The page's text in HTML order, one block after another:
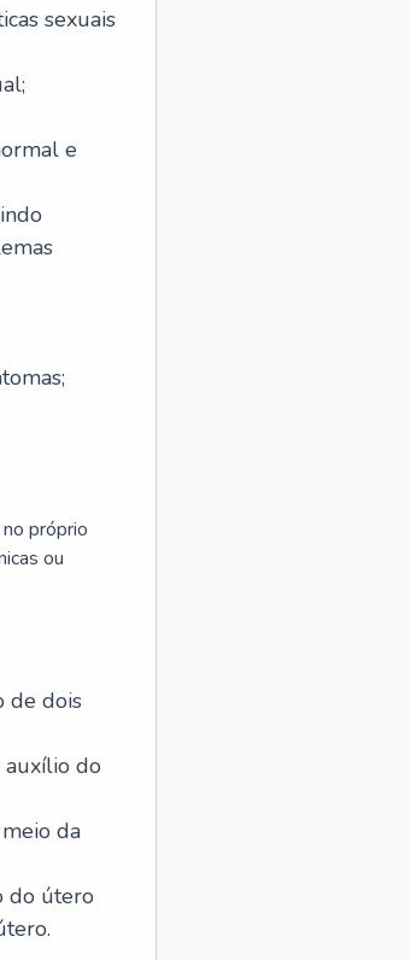
sexuais
e
próprio
ou
de dois
auxílio do
da
do útero